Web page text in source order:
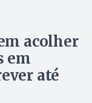
acolher
em
até